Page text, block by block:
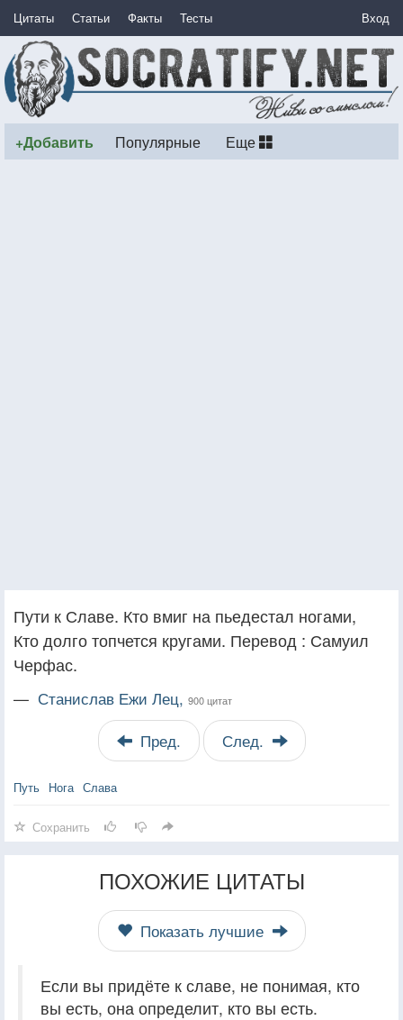
Цитаты Статьи Факты Тесты Вход
+Добавить Популярные Еще
Пути к Славе. Кто вмиг на пьедестал ногами,
Кто долго топчется кругами. Перевод : Самуил
Черфас.
— Станислав Ежи Лец, 900 цитат
Пред. След.
Путь Нога Слава
Сохранить
ПОХОЖИЕ ЦИТАТЫ
Показать лучшие
Если вы придёте к славе, не понимая, кто
вы есть, она определит, кто вы есть.